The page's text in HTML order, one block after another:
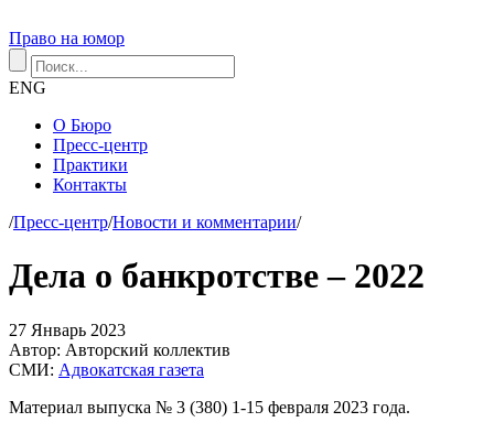
Право на юмор
ENG
О Бюро
Пресс-центр
Практики
Контакты
/Пресс-центр/Новости и комментарии/
Дела о банкротстве – 2022
27 Январь 2023
Автор: Авторский коллектив
СМИ: Адвокатская газета
Материал выпуска № 3 (380) 1-15 февраля 2023 года.